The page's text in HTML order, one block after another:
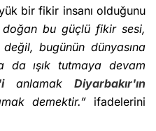
bir fikir insanı olduğunu
doğan bu güçlü fikir sesi,
değil, bugünün dünyasına
da ışık tutmaya devam
anlamak Diyarbakır'ın
demektir.”ifadelerini